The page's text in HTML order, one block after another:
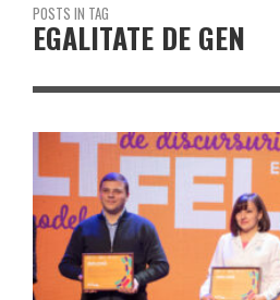
POSTS IN TAG
EGALITATE DE GEN